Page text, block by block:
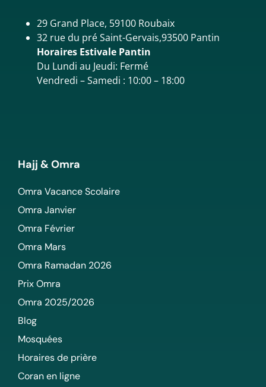
29 Grand Place, 59100 Roubaix
32 rue du pré Saint-Gervais,93500 Pantin
Horaires Estivale Pantin
Du Lundi au Jeudi: Fermé
Vendredi – Samedi : 10:00 – 18:00
Hajj & Omra
Omra Vacance Scolaire
Omra Janvier
Omra Février
Omra Mars
Omra Ramadan 2026
Prix Omra
Omra 2025/2026
Blog
Mosquées
Horaires de prière
Coran en ligne